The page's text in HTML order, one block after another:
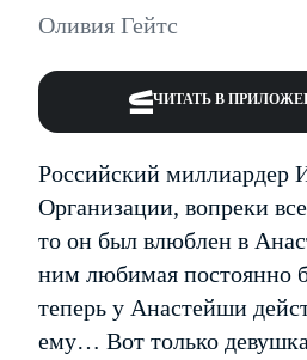
Оливия Гейтс
ЧИТАТЬ В
Российский миллиардер
Организации, вопреки
то он был влюблен в
ним любимая постоянно
теперь у Анастейши
ему… Вот только